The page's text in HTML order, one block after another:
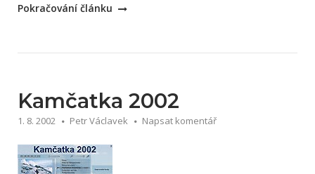
„Naše
Pokračování článku
Kamčatka 2002
1. 8. 2002 Petr Václavek Napsat komentář